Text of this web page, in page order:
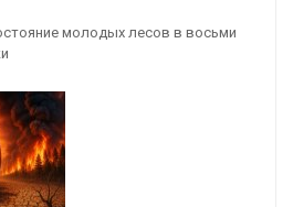
молодых лесов в восьми